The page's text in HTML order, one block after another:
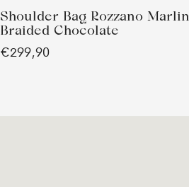
Shoulder Bag Rozzano Marlin
Braided Chocolate
€299,90